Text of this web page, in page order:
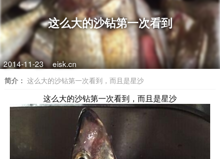
这么大的沙钻第一次看到
2014-11-23 eisk.cn
简介： 这么大的沙钻第一次看到，而且是星沙
这么大的沙钻第一次看到，而且是星沙